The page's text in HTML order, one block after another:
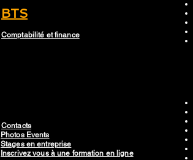
BTS
Comptabilité et finance
Contacts
Photos Events
Stages en entreprise
Inscrivez vous à une formation en ligne